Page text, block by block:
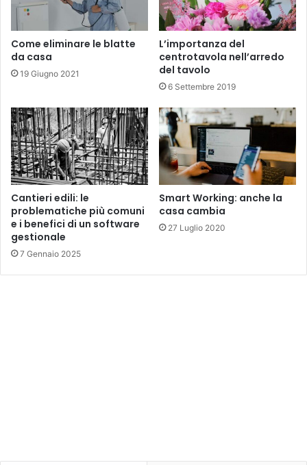
Come eliminare le blatte
da casa
19 Giugno 2021
L’importanza del
centrotavola nell’arredo
del tavolo
6 Settembre 2019
Cantieri edili: le
problematiche più comuni
e i benefici di un software
gestionale
7 Gennaio 2025
Smart Working: anche la
casa cambia
27 Luglio 2020